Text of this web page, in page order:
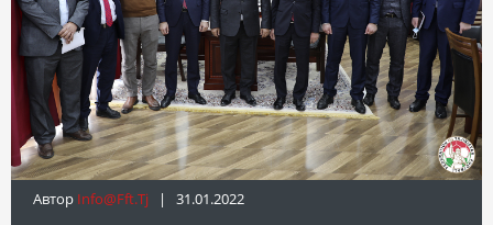
Автор Info@fft.tj | 31.01.2022